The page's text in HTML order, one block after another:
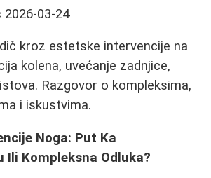
2026-03-24
kroz estetske intervencije na
kolena, uvećanje zadnjice,
Razgovor o kompleksima,
i iskustvima.
Noga: Put Ka
Ili Kompleksna Odluka?